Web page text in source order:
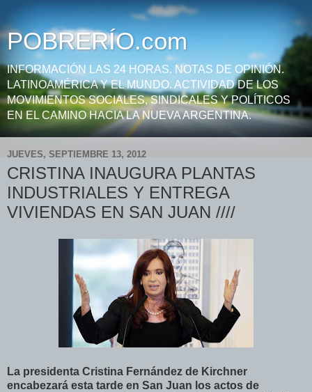
POBRERÍO.com
INFORMACIÓN LAS 24 HORAS. NOTAS DE OPINIÓN.
LATINOAMÉRICA Y EL MUNDO. ACTIVIDAD DE LOS
MOVIMIENTOS SOCIALES, SINDICALES Y POLÍTICOS
EN EL CAMINO HACIA LA NUEVA ARGENTINA.
JUEVES, SEPTIEMBRE 13, 2012
CRISTINA INAUGURA PLANTAS
INDUSTRIALES Y ENTREGA
VIVIENDAS EN SAN JUAN ////
La presidenta Cristina Fernández de Kirchner
encabezará esta tarde en San Juan los actos de